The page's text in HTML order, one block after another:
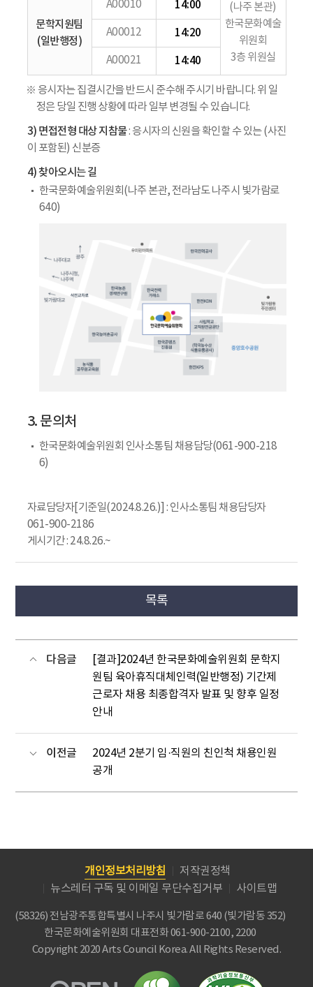
문학지원팀
(일반행정)
A00010 14:00
(나주 본관)
한국문화예술
위원회
3층 위원실
A00012 14:20
A00021 14:40
※ 응시자는 집결시간을 반드시 준수해 주시기 바랍니다. 위 일
정은 당일 진행 상황에 따라 일부 변경될 수 있습니다.
3) 면접전형 대상 지참물: 응시자의 신원을 확인할 수 있는 (사진
이 포함된) 신분증
4) 찾아오시는 길
한국문화예술위원회(나주 본관, 전라남도 나주시 빛가람로
640)
3. 문의처
한국문화예술위원회 인사소통팀 채용담당(061-900-218
6)
자료담당자[기준일(2024.8.26.)] : 인사소통팀 채용담당자
061-900-2186
게시기간 : 24.8.26.~
목록
다음글
[결과]2024년 한국문화예술위원회 문학지
원팀 육아휴직대체인력(일반행정) 기간제
근로자 채용 최종합격자 발표 및 향후 일정
안내
이전글
2024년 2분기 임·직원의 친인척 채용인원
공개
개인정보처리방침
저작권정책
뉴스레터 구독 및 이메일 무단수집거부
사이트맵
(58326) 전남광주통합특별시 나주시 빛가람로 640 (빛가람동 352)
한국문화예술위원회 대표전화 061-900-2100, 2200
Copyright 2020 Arts Council Korea. All Rights Reserved.